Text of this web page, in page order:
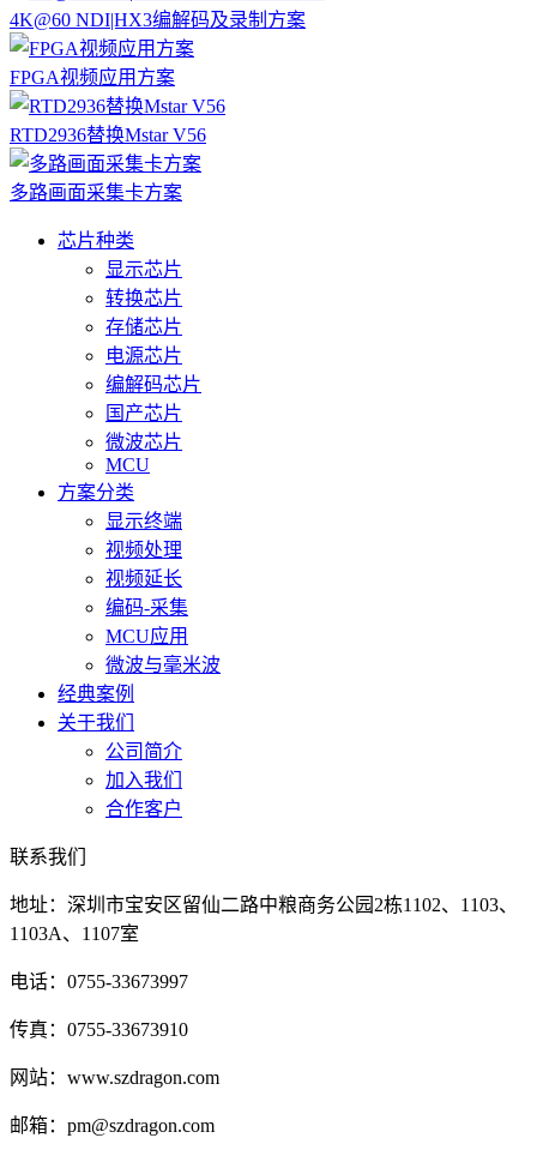
4K@60 NDI|HX3编解码及录制方案
FPGA视频应用方案
RTD2936替换Mstar V56
多路画面采集卡方案
芯片种类
显示芯片
转换芯片
存储芯片
电源芯片
编解码芯片
国产芯片
微波芯片
MCU
方案分类
显示终端
视频处理
视频延长
编码-采集
MCU应用
微波与毫米波
经典案例
关于我们
公司简介
加入我们
合作客户
联系我们
地址：深圳市宝安区留仙二路中粮商务公园2栋1102、1103、
1103A、1107室
电话：0755-33673997
传真：0755-33673910
网站：www.szdragon.com
邮箱：pm@szdragon.com